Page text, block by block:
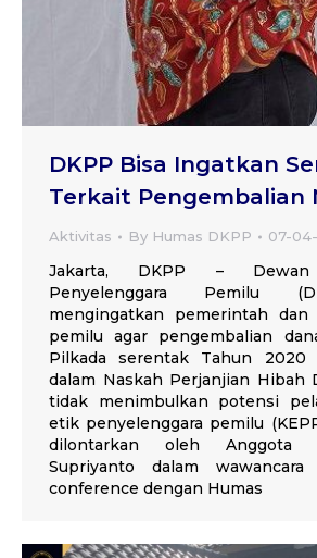
DKPP Bisa Ingatkan
Terkait Pengembalian
Aktivitas By Humas DKPP 07-
Jakarta, DKPP – Dewan
Penyelenggara Pemilu
mengingatkan pemerintah dan
pemilu agar pengembalian
Pilkada serentak Tahun 2020
dalam Naskah Perjanjian Hibah
tidak menimbulkan potensi
etik penyelenggara pemilu
dilontarkan oleh Anggota
Supriyanto dalam
conference dengan Humas